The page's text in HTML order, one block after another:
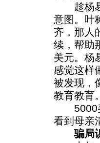
趁杨易
意图。叶
齐，那人
续，帮助
美元。杨
感觉这样
被发现，
教育教育。
5000美
看到母亲
骗局